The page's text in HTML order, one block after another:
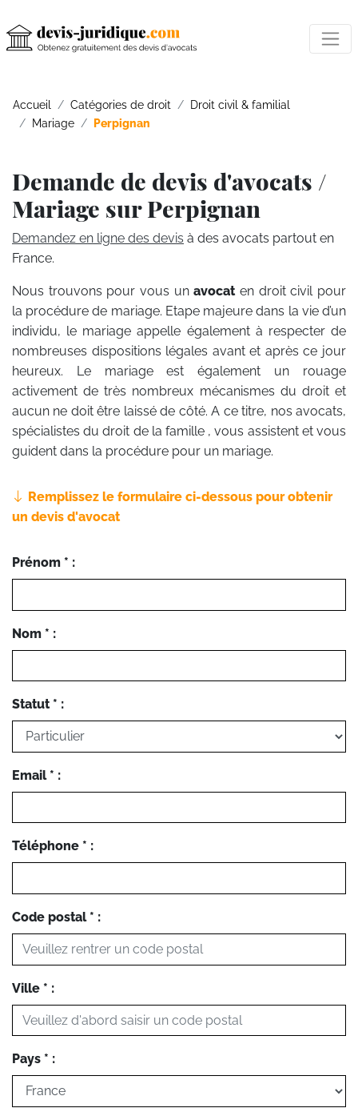
Accueil Catégories de droit
Droit civil & familial
Mariage
Perpignan
Demande de devis d'avocats /
Mariage sur Perpignan
Demandez en ligne des devis à des avocats partout en
France.
Nous trouvons pour vous unavocaten droit civil pour
la procédure de mariage. Etape majeure dans la vie d’un
individu, le mariage appelle également à respecter de
nombreuses dispositions légales avant et après ce jour
heureux. Le mariage est également un rouage
activement de très nombreux mécanismes du droit et
aucun ne doit être laissé de côté. A ce titre, nos avocats,
spécialistes du droit de la famille , vous assistent et vous
guident dans la procédure pour un mariage.
Remplissez le formulaire ci-dessous pour obtenir
un devis d'avocat
Prénom * :
Nom * :
Statut * :
Email * :
Téléphone * :
Code postal * :
Ville * :
Pays * :